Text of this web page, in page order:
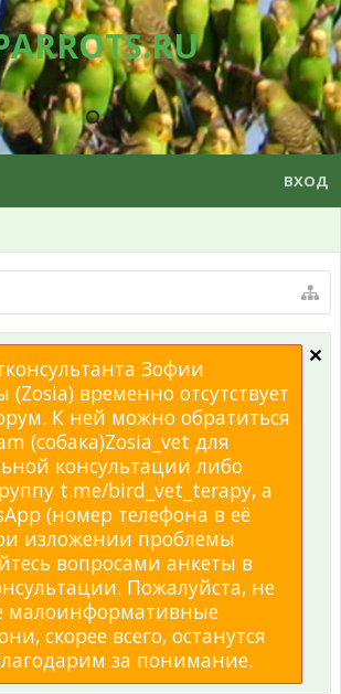
ВХОД
Зофии
временно отсутствует
К ней можно обратиться
(собака)Zosia_vet для
консультации либо
t.me/bird_vet_terapy, а
(номер телефона в её
изложении проблемы
вопросами анкеты в
Пожалуйста, не
малоинформативные
скорее всего, останутся
за понимание.